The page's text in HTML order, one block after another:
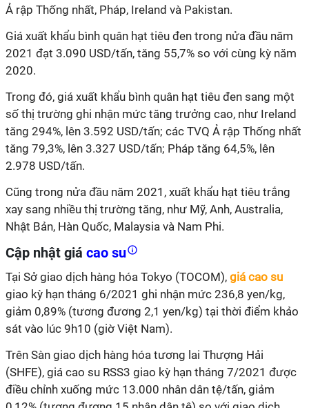
Ả rập Thống nhất, Pháp, Ireland và Pakistan.
Giá xuất khẩu bình quân hạt tiêu đen trong nửa đầu năm
2021 đạt 3.090 USD/tấn, tăng 55,7% so với cùng kỳ năm
2020.
Trong đó, giá xuất khẩu bình quân hạt tiêu đen sang một
số thị trường ghi nhận mức tăng trưởng cao, như Ireland
tăng 294%, lên 3.592 USD/tấn; các TVQ Ả rập Thống nhất
tăng 79,3%, lên 3.327 USD/tấn; Pháp tăng 64,5%, lên
2.978 USD/tấn.
Cũng trong nửa đầu năm 2021, xuất khẩu hạt tiêu trắng
xay sang nhiều thị trường tăng, như Mỹ, Anh, Australia,
Nhật Bản, Hàn Quốc, Malaysia và Nam Phi.
Cập nhật giá cao su
Tại Sở giao dịch hàng hóa Tokyo (TOCOM), giá cao su
giao kỳ hạn tháng 6/2021 ghi nhận mức 236,8 yen/kg,
giảm 0,89% (tương đương 2,1 yen/kg) tại thời điểm khảo
sát vào lúc 9h10 (giờ Việt Nam).
Trên Sàn giao dịch hàng hóa tương lai Thượng Hải
(SHFE), giá cao su RSS3 giao kỳ hạn tháng 7/2021 được
điều chỉnh xuống mức 13.000 nhân dân tệ/tấn, giảm